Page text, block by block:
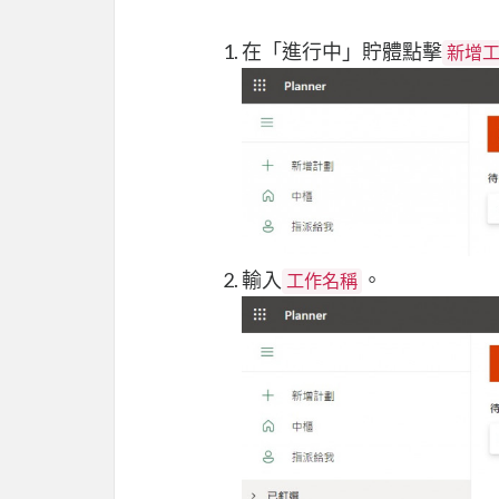
在「進行中」貯體點擊 新增
輸入 工作名稱 。